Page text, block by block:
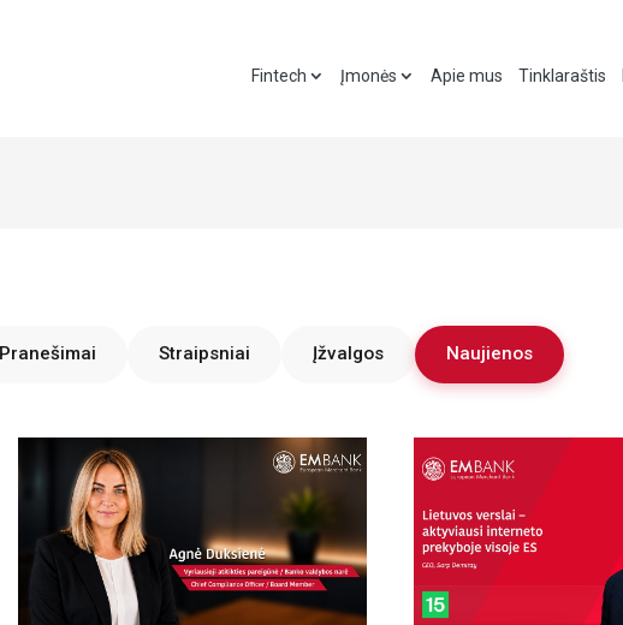
Fintech Įmonės Apie mus Tinklaraštis
Pranešimai Straipsniai Įžvalgos Naujienos